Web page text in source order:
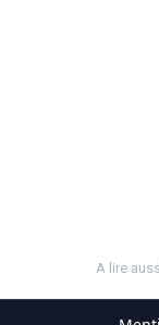
A lire